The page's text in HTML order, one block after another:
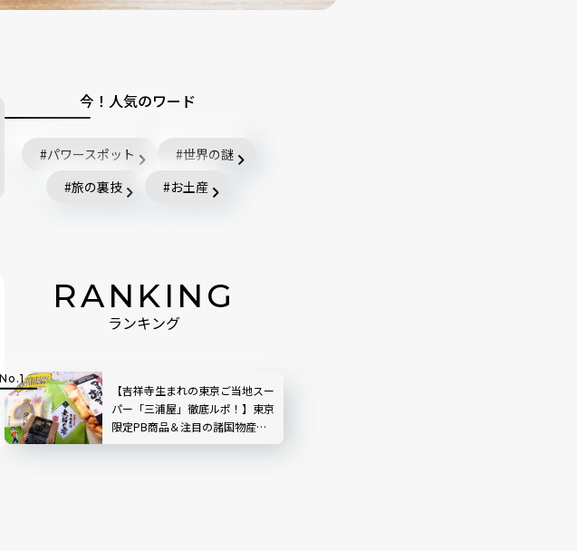
今！人気のワード
パワースポット
世界の謎
旅の裏技
お土産
RANKING
ランキング
【吉祥寺生まれの東京ご当地スー
パー「三浦屋」徹底ルポ！】東京
限定PB商品＆注目の諸国物産
は？｜創業100周年